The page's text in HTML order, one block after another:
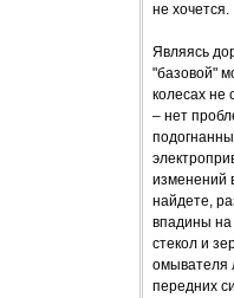
не хочется.
Являясь
"базовой"
колесах не
– нет
изменений
найдете,
впадины на
стекол и
омывателя
передних